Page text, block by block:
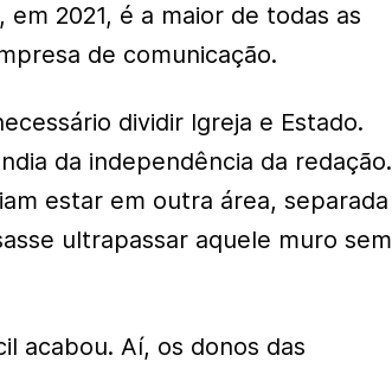
2021, é a maior de todas as
de comunicação.
dividir Igreja e Estado.
da independência da redação.
estar em outra área, separada
ultrapassar aquele muro sem
acabou. Aí, os donos das